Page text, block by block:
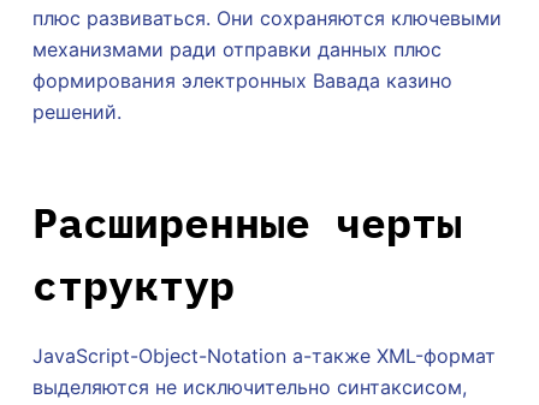
плюс развиваться. Они сохраняются ключевыми
механизмами ради отправки данных плюс
формирования электронных Вавада казино
решений.
Расширенные черты
структур
JavaScript-Object-Notation а-также XML-формат
выделяются не исключительно синтаксисом,